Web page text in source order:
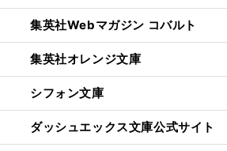
集英社Webマガジン コバルト
集英社オレンジ文庫
シフォン文庫
ダッシュエックス文庫公式サイト